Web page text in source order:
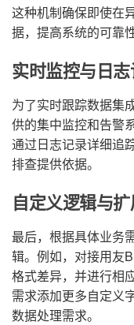
这种机制确保即使在
据，提高系统的可靠性
实时监控与日
为了实时跟踪数据集
供的集中监控和告警
通过日志记录详细追
排查提供依据。
自定义逻辑与
最后，根据具体业务
辑。例如，对接用友
格式差异，并进行相
需求添加更多自定义
数据处理需求。